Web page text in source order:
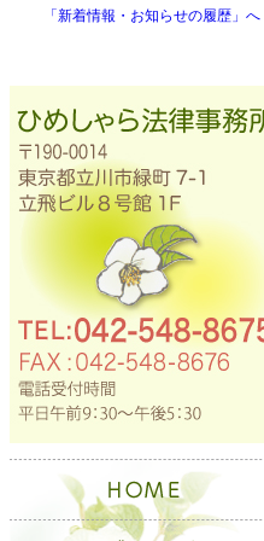
「新着情報・お知らせの履歴」へ